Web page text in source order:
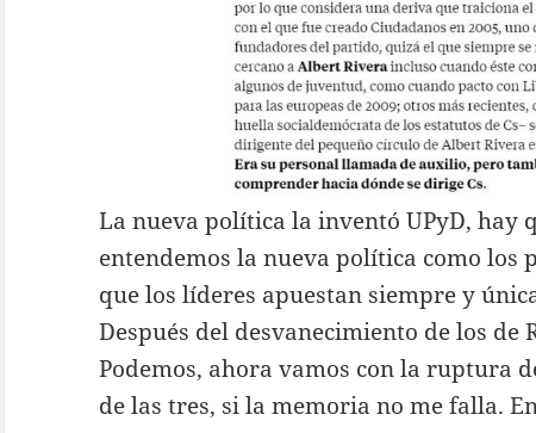
La nueva política la inventó UPyD, hay
entendemos la nueva política como los
que los líderes apuestan siempre y
Después del desvanecimiento de los de
Podemos, ahora vamos con la ruptura
de las tres, si la memoria no me falla.